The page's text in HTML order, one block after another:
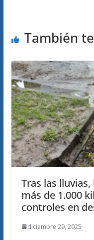
También
Tras las
más de 1.000
controles en
diciembre 29, 2025